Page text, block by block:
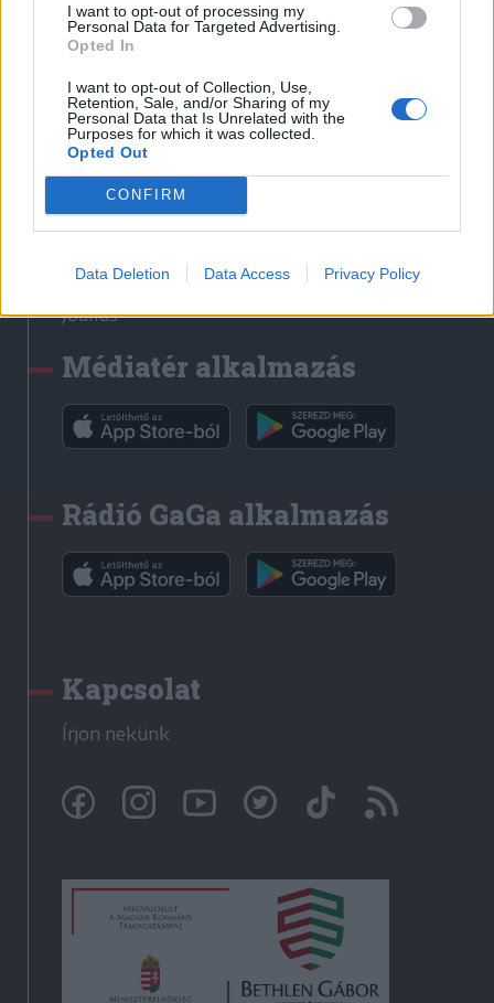
I want to opt-out of processing my
Personal Data for Targeted Advertising.
Opted In
I want to opt-out of Collection, Use,
Retention, Sale, and/or Sharing of my
Personal Data that Is Unrelated with the
Purposes for which it was collected.
Opted Out
CONFIRM
Data Deletion Data Access Privacy Policy
Médiatér
Liget
Krónika
Bihari Napló
Erdélyi Napló
Főtér
Rádió GaGa
Jóállás
Médiatér alkalmazás
Rádió GaGa alkalmazás
Kapcsolat
Írjon nekünk